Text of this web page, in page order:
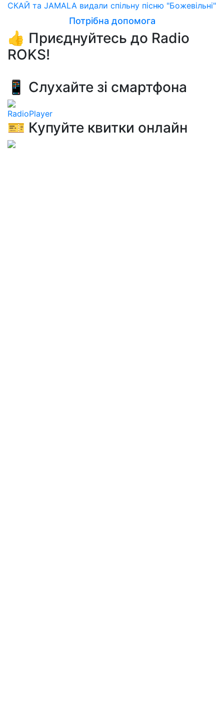
СКАЙ та JAMALA видали спільну пісню "Божевільні"
Потрібна допомога
👍 Приєднуйтесь до Radio
ROKS!
📱 Слухайте зі смартфона
RadioPlayer
🎫 Купуйте квитки онлайн